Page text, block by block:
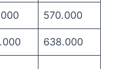
570.000
638.000